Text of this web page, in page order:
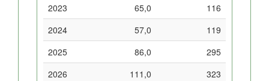
2023
65,0
116
2024
57,0
119
2025
86,0
295
2026
111,0
323